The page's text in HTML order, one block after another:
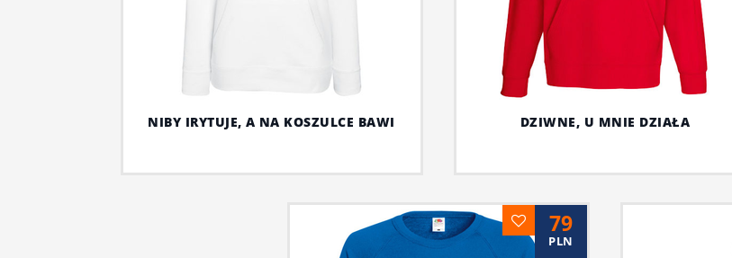
NIBY IRYTUJE, A NA KOSZULCE BAWI DZIWNE, U MNIE DZIAŁA
79
PLN